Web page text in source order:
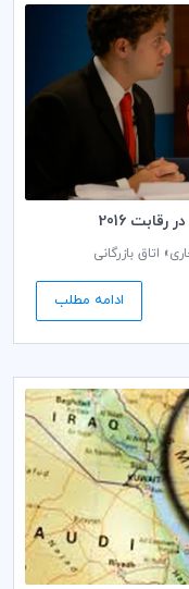
آماده شويد: پنج نكته مهم براي موفقيت در رقابت 2016
اتاق بازرگانی
قبلی، مجموعه
نموده است تا به بهترین
به پنج نکته مهم برای
ادامه مطلب